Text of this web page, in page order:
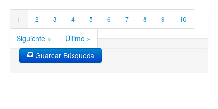
1 2 3 4 5 6 7 8 9
10
Siguiente »
Último »
Guardar Búsqueda